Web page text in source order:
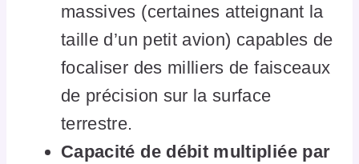
massives (certaines atteignant la
taille d’un petit avion) capables de
focaliser des milliers de faisceaux
de précision sur la surface
terrestre.
Capacité de débit multipliée par